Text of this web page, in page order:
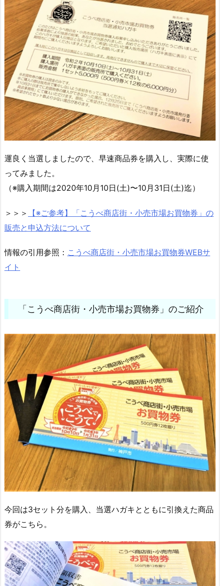
運良く当選しましたので、早速商品券を購入し、実際に使
ってみました。
（※購入期間は2020年10月10日(土)〜10月31日(土)迄）
＞＞＞
【※ご参考】「こうべ商店街・小売市場お買物券」の
販売と申込方法について
情報の引用参照： こうべ商店街・小売市場お買物券WEBサ
イト
「こうべ商店街・小売市場お買物券」のご紹介
今回は3セット分を購入、当選ハガキとともに引換えた商品
券がこちら。